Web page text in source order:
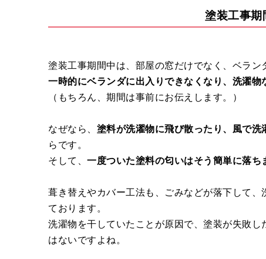
塗装工事期
塗装工事期間中は、部屋の窓だけでなく、ベラン
一時的にベランダに出入りできなくなり、洗濯物
（もちろん、期間は事前にお伝えします。）
なぜなら、 塗料が洗濯物に飛び散ったり、風で
らです。
そして、 一度ついた塗料の匂いはそう簡単に落ち
葺き替えやカバー工法も、ごみなどが落下して
ております。
洗濯物を干していたことが原因で、塗装が失敗
はないですよね。